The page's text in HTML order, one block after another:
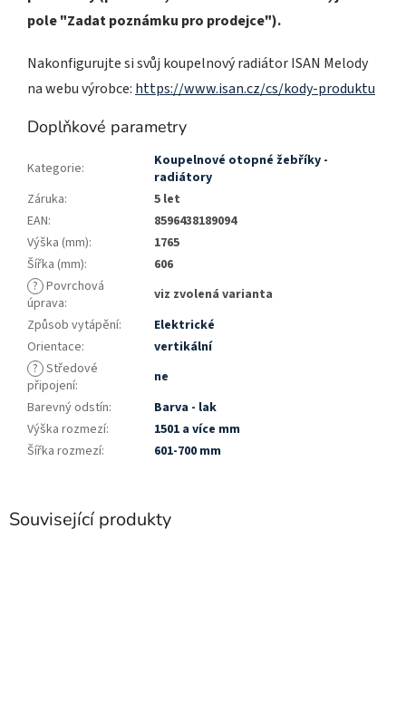
Související produkty
pole "Zadat poznámku pro prodejce").
Nakonfigurujte si svůj koupelnový radiátor ISAN Melody
na webu výrobce: https://www.isan.cz/cs/kody-produktu
Doplňkové parametry
Kategorie:
Koupelnové otopné žebříky -
radiátory
Záruka:
5 let
EAN:
8596438189094
Výška (mm):
1765
Šířka (mm):
606
? Povrchová
úprava:
viz zvolená varianta
Způsob vytápění:
Elektrické
Orientace:
vertikální
? Středové
připojení:
ne
Barevný odstín:
Barva - lak
Výška rozmezí:
1501 a více mm
Šířka rozmezí: 601-700 mm